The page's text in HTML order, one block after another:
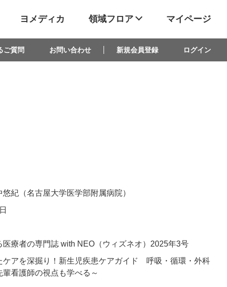
ヨメディカ 領域フロア マイページ
ご質問 お問い合わせ 新規会員登録 ログイン
紀（名古屋大学医学部附属病院）
医療者の専門誌 with NEO（ウィズネオ）2025年3号
ケアを深掘り！新生児疾患ケアガイド 呼吸・循環・外科
看護師の視点も学べる～